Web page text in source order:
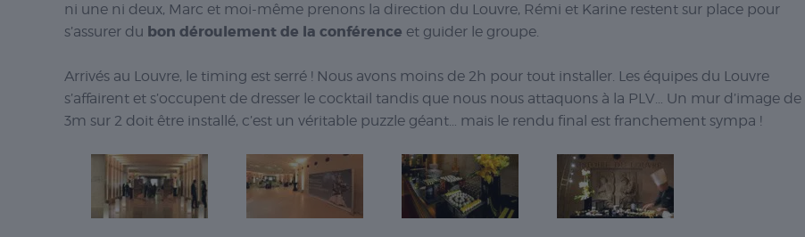
ni une ni deux, Marc et moi-même prenons la direction du Louvre, Rémi et Karine restent sur place pour
s’assurer du bon déroulement de la conférence et guider le groupe.
Arrivés au Louvre, le timing est serré ! Nous avons moins de 2h pour tout installer. Les équipes du Louvre
s’affairent et s’occupent de dresser le cocktail tandis que nous nous attaquons à la PLV… Un mur d’image de
3m sur 2 doit être installé, c’est un véritable puzzle géant… mais le rendu final est franchement sympa !